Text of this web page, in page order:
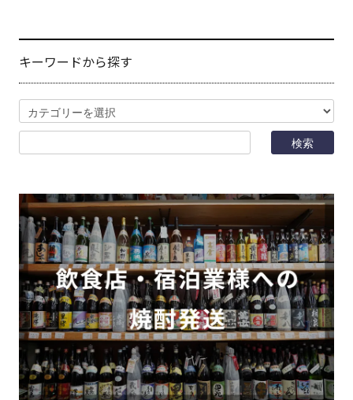
キーワードから探す